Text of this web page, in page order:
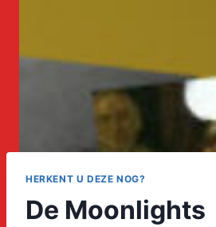
HERKENT U DEZE NOG?
De Moonlights